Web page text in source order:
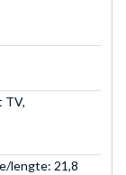
TV,
lengte: 21,8